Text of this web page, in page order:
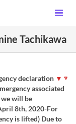
Tachikawa
declaration ▼ ▽
associated
will be
8th, 2020-For
is lifted) Due to